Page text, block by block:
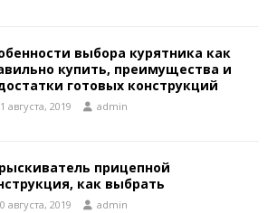
выбора курятника как
купить, преимущества и
готовых конструкций
августа, 2019 admin
прицепной
как выбрать
августа, 2019 admin